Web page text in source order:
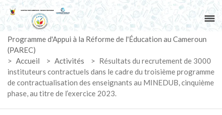
ACCUEIL
PAREC
ACTUALITÉS
LE CG
Programme d'Appui à la Réforme de l'Éducation au Cameroun
(PAREC)
> Accueil > Activités > Résultats du recrutement de 3000
instituteurs contractuels dans le cadre du troisième programme
de contractualisation des enseignants au MINEDUB, cinquième
phase, au titre de l’exercice 2023.